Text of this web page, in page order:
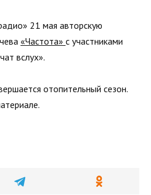
21 мая авторскую
«Частота» с участниками
вслух».
отопительный сезон.